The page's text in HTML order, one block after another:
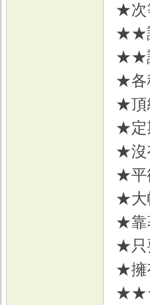
★次
★★
★★
★各
★頂
★定
★沒
★平
★大
★靠
★只
★擁